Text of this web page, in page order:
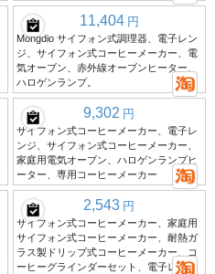
11,404 円
Mongdio サイフォン式調理器、電子レン
ジ、サイフォン式コーヒーメーカー、電
気オーブン、赤外線オーブンヒーター、
ハロゲンランプ。
9,302 円
サイフォン式コーヒーメーカー、電子レ
ンジ、サイフォン式コーヒーメーカー、
家庭用電気オーブン、ハロゲンランプヒ
ーター、専用コーヒーメーカー
2,543 円
サイフォン式コーヒーメーカー、家庭用
サイフォン式コーヒーメーカー、耐熱ガ
ラス製ドリップ式コーヒーメーカー、コ
ーヒーグラインダーセット、電子レンジ